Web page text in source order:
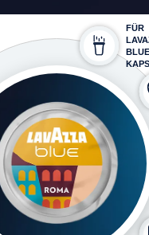
FÜR
BLUE